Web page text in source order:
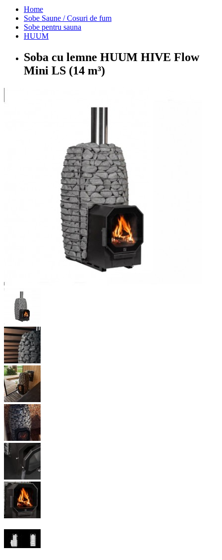
Home
Sobe Saune / Cosuri de fum
Sobe pentru sauna
HUUM
Soba cu lemne HUUM HIVE Flow
Mini LS (14 m³)